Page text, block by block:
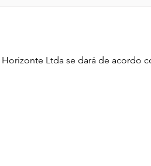
Ltda se dará de acordo